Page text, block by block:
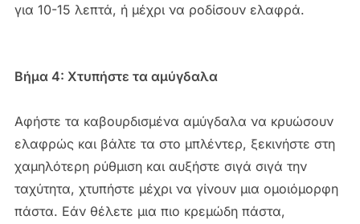
για 10-15 λεπτά, ή μέχρι να ροδίσουν ελαφρά.
Βήμα 4: Χτυπήστε τα αμύγδαλα
Αφήστε τα καβουρδισμένα αμύγδαλα να κρυώσουν
ελαφρώς και βάλτε τα στο μπλέντερ, ξεκινήστε στη
χαμηλότερη ρύθμιση και αυξήστε σιγά σιγά την
ταχύτητα, χτυπήστε μέχρι να γίνουν μια ομοιόμορφη
πάστα. Εάν θέλετε μια πιο κρεμώδη πάστα,